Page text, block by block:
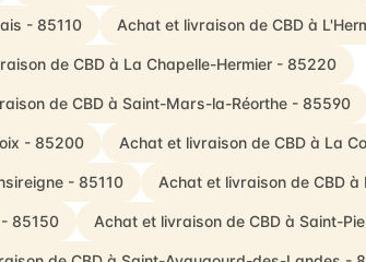
- 85110 Achat et livraison de CBD à
de CBD à La Chapelle-Hermier - 85220
de CBD à Saint-Mars-la-Réorthe - 85590
- 85200 Achat et livraison de CBD à La
- 85110 Achat et livraison de CBD
85150 Achat et livraison de CBD à Saint-